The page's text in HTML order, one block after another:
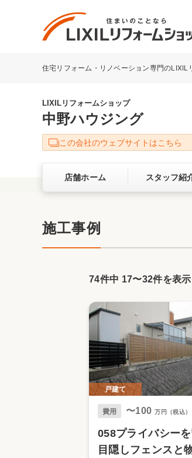
リフォーム事例を探
キッチン
洗面化粧室
ベランダ・バルコニー
趣味を楽しむ
お客さまの声
LIXILリフォームショ
サービス向上・品質
リフォームコンシェル
中古物件探しから性
住宅リフォーム・リノベーション専門のLIXIL
LIXILリフォームショップ
中野ハウジング
この会社のウェブサイトはこちら
店舗ホーム スタッフ紹
施工事例
74件中 17〜32件を表示
戸建て
費用 〜100 万円（税込）
058プライバシー
目隠しフェンスと